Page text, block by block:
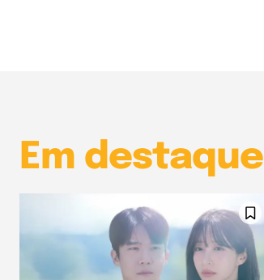
Em destaque